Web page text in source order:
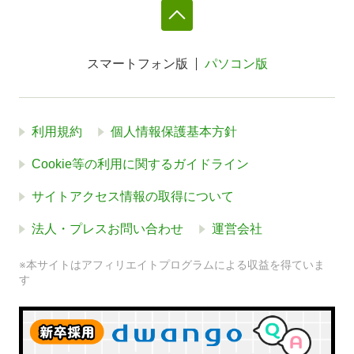
スマートフォン版 パソコン版
利用規約 個人情報保護基本方針
Cookie等の利用に関するガイドライン
サイトアクセス情報の取得について
法人・プレスお問い合わせ 運営会社
※本サイトはアフィリエイトプログラムによる収益を得ていま
す